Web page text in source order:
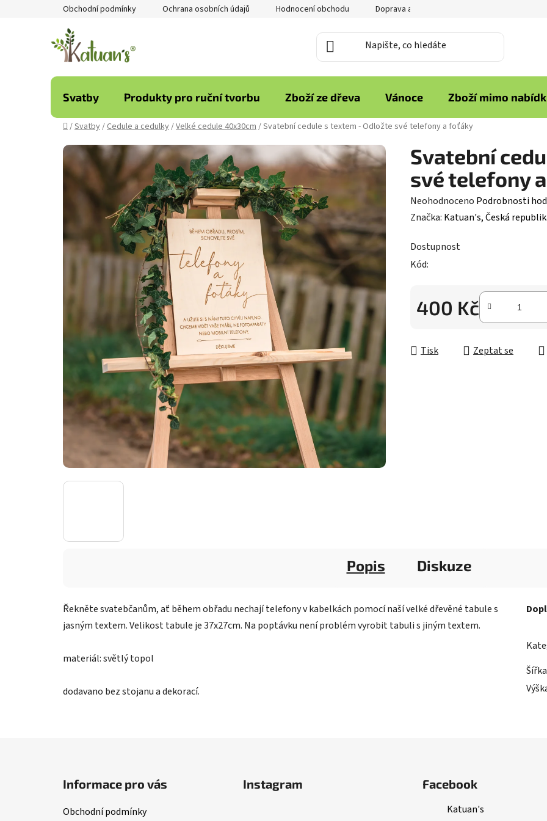
Obchodní podmínky Ochrana osobních údajů Hodnocení obchodu Doprava a platba
Svatby Produkty pro ruční tvorbu Zboží ze dřeva Vánoce Zboží mimo
Domů
/Svatby/Cedule a cedulky/Velké cedule 40x30cm/Svatební cedule s textem - Odložte své telefony a foťáky
Svatební
své telefony
Průměrné
hodnocení
je
0,0
hvězdiček.
Neohodnoceno Podrobnosti
Značka: Katuan's, Česká
Dostupnost
Kód:
400 Kč
Tisk Zeptat se
Popis Diskuze
Řekněte svatebčanům, ať během obřadu nechají telefony v kabelkách pomocí naší velké dřevěné tabule s
jasným textem. Velikost tabule je 37x27cm. Na poptávku není problém vyrobit tabuli s jiným textem.
materiál: světlý topol
dodavano bez stojanu a dekorací.
Šířka
Informace pro vás
Obchodní podmínky
Instagram Facebook
Katuan's